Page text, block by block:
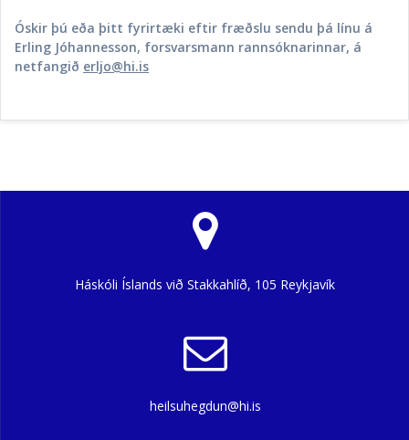
Óskir þú eða þitt fyrirtæki eftir fræðslu sendu þá línu á
Erling Jóhannesson, forsvarsmann rannsóknarinnar, á
netfangið erljo@hi.is
Háskóli Íslands við Stakkahlíð, 105 Reykjavík
heilsuhegdun@hi.is